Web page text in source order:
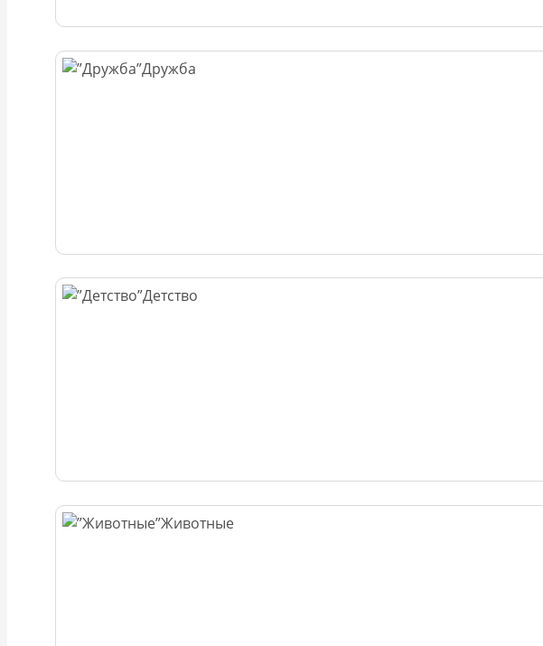
Дружба
Детство
Животные